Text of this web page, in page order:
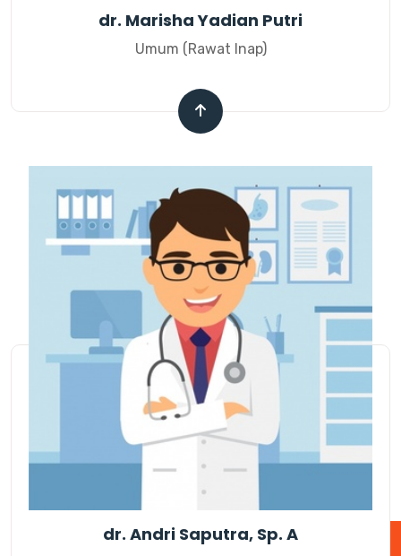
dr. Marisha Yadian Putri
Umum (Rawat Inap)
dr. Andri Saputra, Sp. A